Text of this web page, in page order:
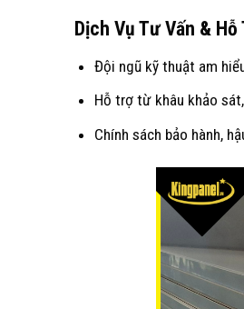
Dịch Vụ Tư Vấn & Hỗ
Đội ngũ kỹ thuật am
Hỗ trợ từ khâu khảo
Chính sách bảo hành,